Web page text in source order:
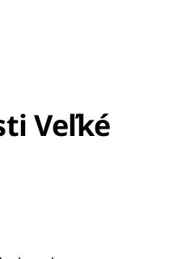
Veľké